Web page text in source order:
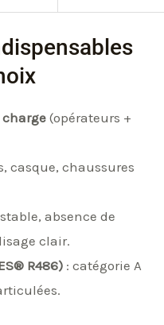
charge (opérateurs +
casque, chaussures
absence de
clair.
R486) : catégorie A